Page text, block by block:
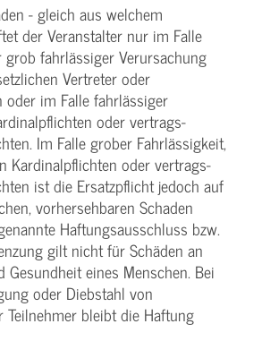
- gleich aus welchem
der Veranstalter nur im Falle
fahrlässiger Verursachung
Vertreter oder
im Falle fahrlässiger
oder vertrags­
Im Falle grober Fahrlässigkeit,
Kardinalpflichten oder vertrags­
ist die Ersatzpflicht jedoch auf
vorhersehbaren Schaden
Haftungs­ausschluss bzw.
gilt nicht für Schäden an
Gesundheit eines Menschen. Bei
oder Diebstahl von
Teilnehmer bleibt die Haftung